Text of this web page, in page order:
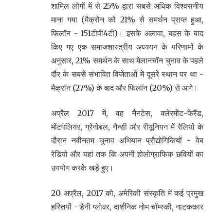
शामिल लोगों में से 25% द्वारा सबसे अधिक विश्वसनीय
माना गया (मैक्रोन को 21% से समर्थन प्राप्त हुआ,
फिलॉन - 151टीपी4टी)। इसके अलावा, बहस के बाद
किए गए एक समाजशास्त्रीय अध्ययन के परिणामों के
अनुसार, 21% समर्थन के साथ मेलानचॉन चुनाव के पहले
दौर के सबसे संभावित विजेताओं में दूसरे स्थान पर था -
मैक्रॉन (27%) के बाद और फिलॉन (20%) से आगे।
अप्रैल 2017 में, वह नैनटेस, क्लेरमोंट-फेरैंड,
मोंटपेलियर, ग्रेनोबल, नैन्सी और रीयूनियन में रैलियों के
दौरान नवीनतम चुनाव अभियान प्रौद्योगिकियों - वेब
रेडियो और यहां तक कि अपनी होलोग्राफिक छवियों का
उपयोग करके खड़े हुए।
20 अप्रैल, 2017 को, अमेरिकी संस्कृति में कई प्रमुख
हस्तियों - डैनी ग्लोवर, दार्शनिक नोम चॉम्स्की, नाटककार